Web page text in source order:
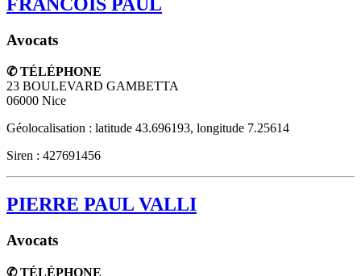
Avocats
✆ TÉLÉPHONE
23 BOULEVARD GAMBETTA
06000 Nice
Géolocalisation : latitude 43.696193, longitude 7.25614
Siren : 427691456
PIERRE PAUL VALLI
Avocats
✆ TÉLÉPHONE